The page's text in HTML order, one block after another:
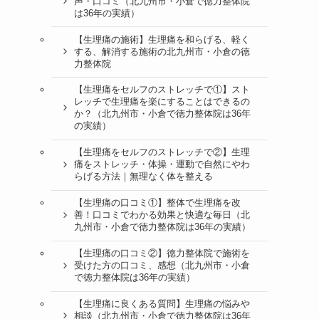
は36年の実績）
【生理痛の施術】生理痛を和らげる、軽く
する、解消する施術の北九州市・小倉の徳
力整体院
【生理痛をセルフのストレッチで①】スト
レッチで生理痛を楽にすることはできるの
か？（北九州市・小倉で徳力整体院は36年
の実績）
【生理痛をセルフのストレッチで②】生理
痛をストレッチ・体操・運動で自然にやわ
らげる方法｜無理なく体を整える
【生理痛の口コミ①】整体で生理痛を改
善！口コミでわかる効果と快適な毎日（北
九州市・小倉で徳力整体院は36年の実績）
【生理痛の口コミ②】徳力整体院で施術を
受けた方の口コミ、感想（北九州市・小倉
で徳力整体院は36年の実績）
【生理痛に良くある質問】生理痛の悩みや
相談（北九州市・小倉で徳力整体院は36年